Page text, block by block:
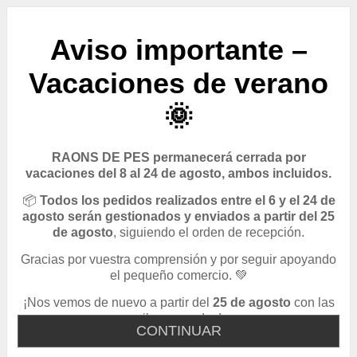
CONTINUAR
Aviso importante –
Vacaciones de verano
🌞
RAONS DE PES permanecerá cerrada por
vacaciones del 8 al 24 de agosto, ambos incluidos.
📦 Todos los pedidos realizados entre el 6 y el 24 de
agosto serán gestionados y enviados a partir del 25
de agosto, siguiendo el orden de recepción.
Gracias por vuestra comprensión y por seguir apoyando
el pequeño comercio. 💚
¡Nos vemos de nuevo a partir del 25 de agosto con las
pilas cargadas!